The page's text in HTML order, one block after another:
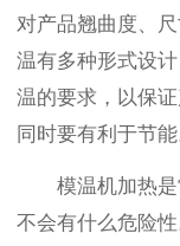
对产品翘曲度、
温有多种形式设
温的要求，以保
同时要有利于节能
模温机加热
不会有什么危险